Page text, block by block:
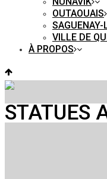
OUTAOUAIS
VILLE DE
À PROPOS
STATUES